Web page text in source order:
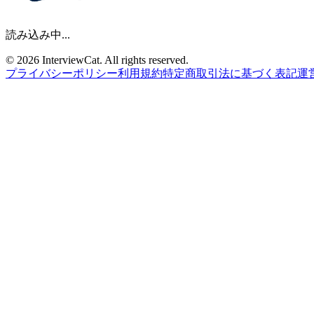
読み込み中...
© 2026 InterviewCat. All rights reserved.
プライバシーポリシー利用規約特定商取引法に基づく表記運